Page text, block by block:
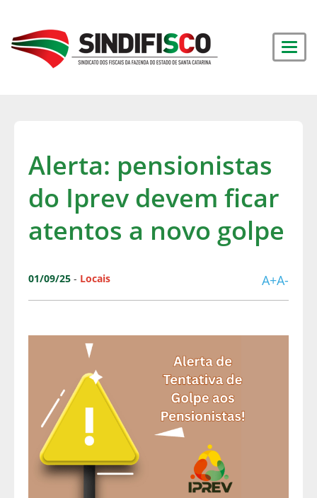
Alerta: pensionistas
do Iprev devem ficar
atentos a novo golpe
01/09/25 - Locais A+A-